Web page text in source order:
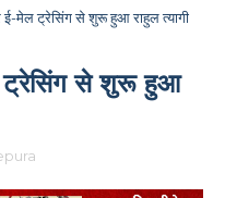
मेल ट्रेसिंग से शुरू हुआ राहुल त्यागी
ट्रेसिंग से शुरू हुआ